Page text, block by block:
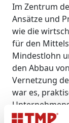
Im Zentrum
Ansätze und
wie die
für den
Mindestlohn
den Abbau
Vernetzung
war es,
Diskussion